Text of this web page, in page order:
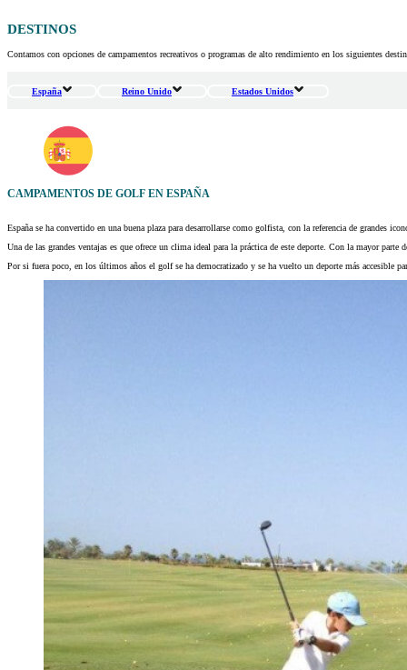
DESTINOS
Contamos con opciones de campamentos recreativos o programas de alto rendimiento en los siguientes
España Reino Unido Estados Unidos
CAMPAMENTOS DE GOLF EN ESPAÑA
España se ha convertido en una buena plaza para desarrollarse como golfista, con la referencia de grandes
Una de las grandes ventajas es que ofrece un clima ideal para la práctica de este deporte. Con la mayor
Por si fuera poco, en los últimos años el golf se ha democratizado y se ha vuelto un deporte más accesible